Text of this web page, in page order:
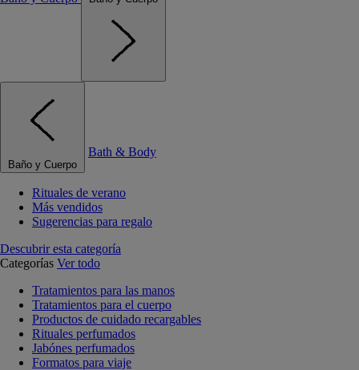
Baño y Cuerpo
Bath & Body
Rituales de verano
Más vendidos
Sugerencias para regalo
Descubrir esta categoría
Categorías Ver todo
Tratamientos para las manos
Tratamientos para el cuerpo
Productos de cuidado recargables
Rituales perfumados
Jabónes perfumados
Formatos para viaje